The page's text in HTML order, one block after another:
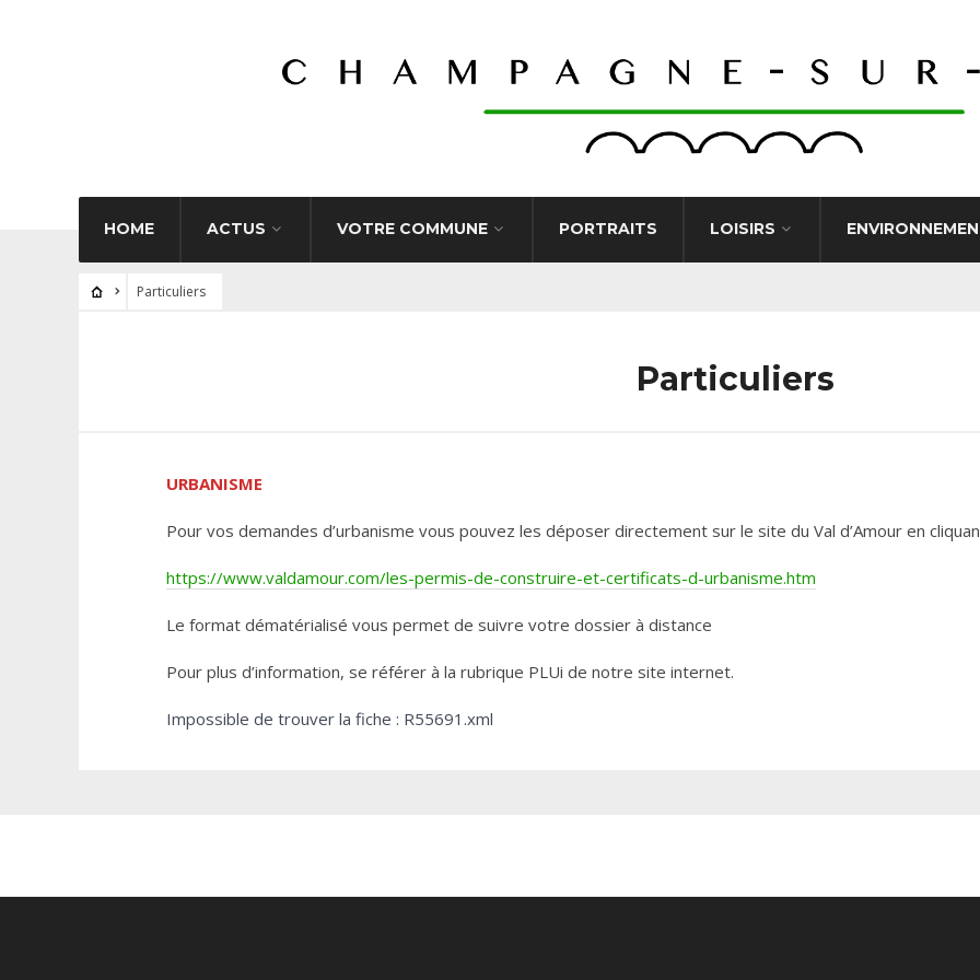
HOME ACTUS VOTRE COMMUNE PORTRAITS LOISIRS
Particuliers
Particuliers
URBANISME
Pour vos demandes d’urbanisme vous pouvez les déposer directement sur le site du Val d’Amour en
https://www.valdamour.com/les-permis-de-construire-et-certificats-d-urbanisme.htm
Le format dématérialisé vous permet de suivre votre dossier à distance
Pour plus d’information, se référer à la rubrique PLUi de notre site internet.
Impossible de trouver la fiche : R55691.xml